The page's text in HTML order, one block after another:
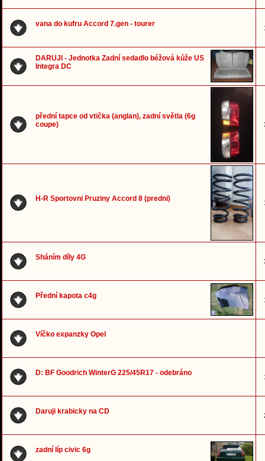
vana do kufru Accord 7.gen - tourer
DARUJI - Jednotka Zadní sedadlo béžová kůže US
Integra DC
přední tapce od vtička (anglan), zadní světla (6g
coupe)
H-R Sportovni Pruziny Accord 8 (predni)
Sháním díly 4G
Přední kapota c4g
Víčko expanzky Opel
D: BF Goodrich WinterG 225/45R17 - odebráno
Daruji krabicky na CD
zadní líp civic 6g